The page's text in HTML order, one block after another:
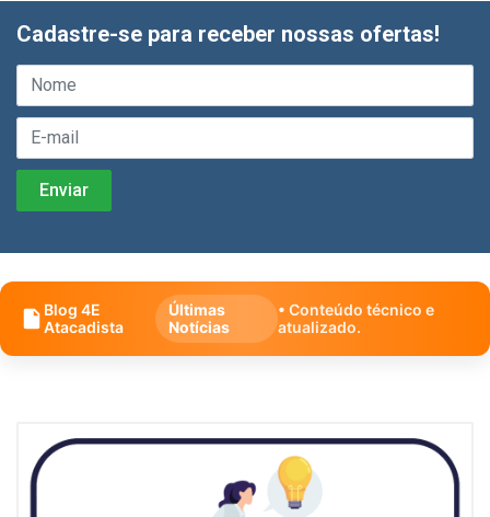
Cadastre-se para receber nossas ofertas!
Blog 4E
Atacadista
Últimas
Notícias
• Conteúdo técnico e
atualizado.